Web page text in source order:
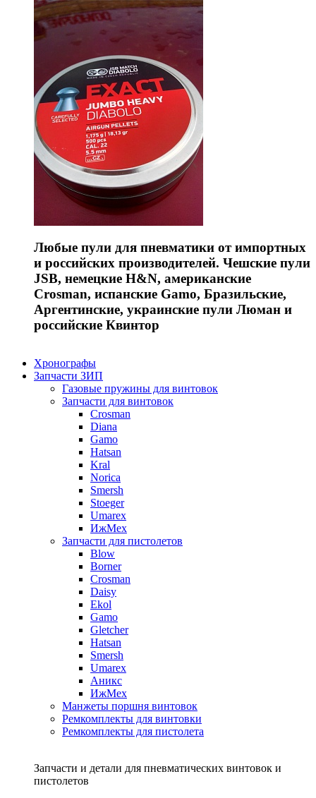
Любые пули для пневматики от импортных
и российских производителей. Чешские пули
JSB, немецкие H&N, американские
Crosman, испанские Gamo, Бразильские,
Аргентинские, украинские пули Люман и
российские Квинтор
Хронографы
Запчасти ЗИП
Газовые пружины для винтовок
Запчасти для винтовок
Crosman
Diana
Gamo
Hatsan
Kral
Norica
Smersh
Stoeger
Umarex
ИжМех
Запчасти для пистолетов
Blow
Borner
Crosman
Daisy
Ekol
Gamo
Gletcher
Hatsan
Smersh
Umarex
Аникс
ИжМех
Манжеты поршня винтовок
Ремкомплекты для винтовки
Ремкомплекты для пистолета
Запчасти и детали для пневматических винтовок и
пистолетов